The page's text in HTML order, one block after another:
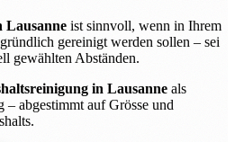
Lausanne ist sinnvoll, wenn in Ihrem
gereinigt werden sollen – sei
gewählten Abständen.
in Lausanne als
abgestimmt auf Grösse und